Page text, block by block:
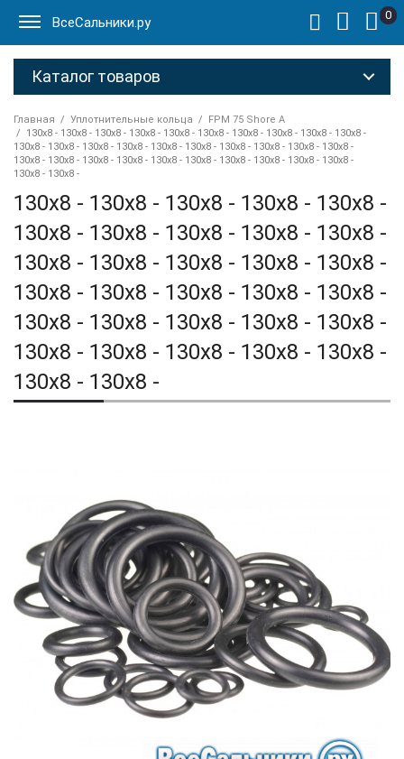
ВсеСальники.ру 0
Каталог товаров
Главная Уплотнительные кольца
FPM 75 Shore A
130x8 - 130x8 - 130x8 - 130x8 - 130x8 - 130x8 - 130x8 - 130x8 - 130x8 - 130x8 -
130x8 - 130x8 - 130x8 - 130x8 - 130x8 - 130x8 - 130x8 - 130x8 - 130x8 - 130x8 -
130x8 - 130x8 - 130x8 - 130x8 - 130x8 - 130x8 - 130x8 - 130x8 - 130x8 - 130x8 -
130x8 - 130x8 -
130x8 - 130x8 - 130x8 - 130x8 - 130x8 -
130x8 - 130x8 - 130x8 - 130x8 - 130x8 -
130x8 - 130x8 - 130x8 - 130x8 - 130x8 -
130x8 - 130x8 - 130x8 - 130x8 - 130x8 -
130x8 - 130x8 - 130x8 - 130x8 - 130x8 -
130x8 - 130x8 - 130x8 - 130x8 - 130x8 -
130x8 - 130x8 -